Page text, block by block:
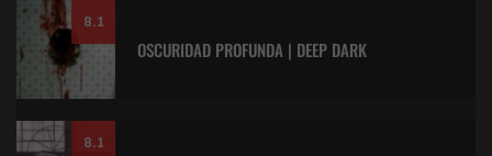
8.1
OSCURIDAD PROFUNDA | DEEP DARK
8.1